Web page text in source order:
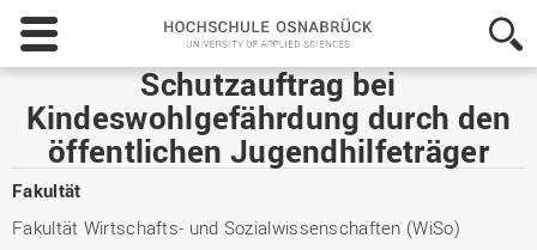
Hochschule
Osnabrück
-
of
Applied
Sciences
Schutzauftrag bei
Kindeswohlgefährdung durch den
öffentlichen Jugendhilfeträger
Fakultät
Fakultät Wirtschafts- und Sozialwissenschaften (WiSo)